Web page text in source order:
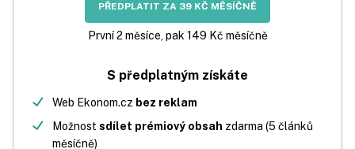
PŘEDPLATIT ZA 39 KČ MĚSÍČNĚ
První 2 měsíce, pak 149 Kč měsíčně
S předplatným získáte
Web Ekonom.cz bez reklam
Možnost sdílet prémiový obsah zdarma (5 článků
měsíčně)